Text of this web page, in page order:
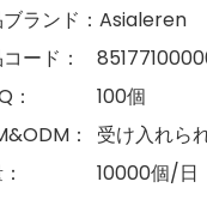
ランド：Asialeren
ード：
：
100個
：
受け入れら
10000個/日